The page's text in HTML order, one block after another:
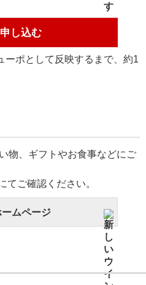
し込む
ーポとして反映するまで、約1
物、ギフトやお食事などにご
てご確認ください。
ムページ